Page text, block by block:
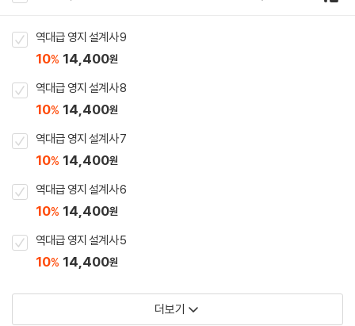
역대급 영지 설계사 9
10% 14,400원
역대급 영지 설계사 8
10% 14,400원
역대급 영지 설계사 7
10% 14,400원
역대급 영지 설계사 6
10% 14,400원
역대급 영지 설계사 5
10% 14,400원
더보기